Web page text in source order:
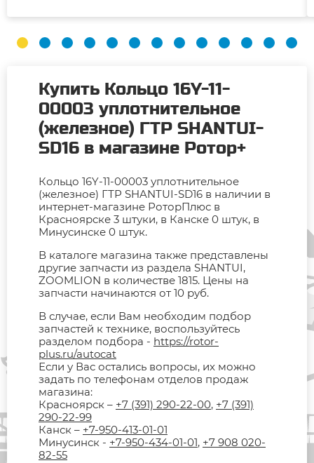
Купить Кольцо 16Y-11-
00003 уплотнительное
(железное) ГТР SHANTUI-
SD16 в магазине Ротор+
Кольцо 16Y-11-00003 уплотнительное
(железное) ГТР SHANTUI-SD16 в наличии в
интернет-магазине РоторПлюс в
Красноярске 3 штуки, в Канске 0 штук, в
Минусинске 0 штук.
В каталоге магазина также представлены
другие запчасти из раздела SHANTUI,
ZOOMLION в количестве 1815. Цены на
запчасти начинаются от 10 руб.
В случае, если Вам необходим подбор
запчастей к технике, воспользуйтесь
разделом подбора - https://rotor-
plus.ru/autocat
Если у Вас остались вопросы, их можно
задать по телефонам отделов продаж
магазина:
Красноярск – +7 (391) 290-22-00, +7 (391)
290-22-99
Канск – +7-950-413-01-01
Минусинск - +7-950-434-01-01, +7 908 020-
82-55